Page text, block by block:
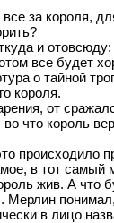
за короля,
и
все будет
о тайной
короля.
от
что король
происходило
в тот самый
жив. А что
Мерлин
в лицо